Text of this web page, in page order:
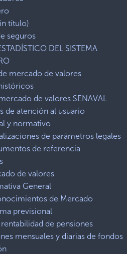
título)
seguros
DEL SISTEMA
mercado de valores
de valores SENAVAL
de atención al usuario
y normativo
de parámetros legales
de referencia
de valores
General
de Mercado
previsional
de pensiones
mensuales y diarias de fondos